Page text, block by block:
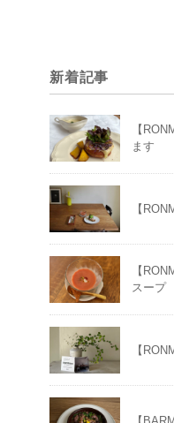
新着記事
【
ます
【
【
スープ
【